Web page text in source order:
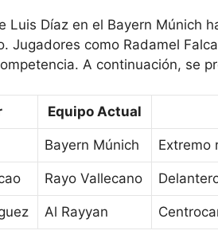
Luis Díaz en el Bayern Múnich
Jugadores como Radamel
A continuación, se
Equipo Actual
Bayern Múnich Extremo
Rayo Vallecano
Al Rayyan